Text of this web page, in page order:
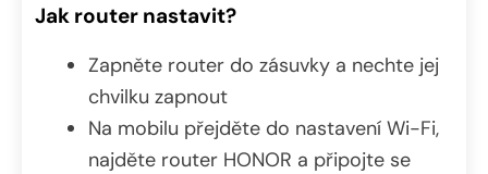
Jak router nastavit?
Zapněte router do zásuvky a nechte jej
chvilku zapnout
Na mobilu přejděte do nastavení Wi-Fi,
najděte router HONOR a připojte se